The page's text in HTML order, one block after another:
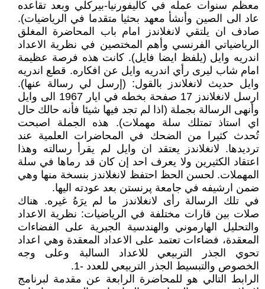
معظم سنوات عمله في كاليفورنيا-بيركلي وبعد تقاعده
عاد الى الصين وأنشأ معهد بحثيا متقدما في الرياضيات).
صادف ان يلتقي لانغلاندز امام باب المحاضرة المغلق
الرياضياتي الفرنسي وأهم المختصين في نظرية الاعداد
اندريه وايل (يلفظ ايضا فايل). كانت هذه فرصة عظيمة
امام شاب ليرى رأي اندريه وايل عن افكاره. قطع اندريه
وايل حديث لانغلاندز بالقول: (إرسل لي رسالة عنها).
ارسل لانغلاندز 17 صفحة بخطه في ايار 1967 الى وايل
وأنهى الرسالة بجملة (اذا لم تجد فيها شيئا فأنه حالك حال
اي استاذ تمتلك سلة مهملات). هذه الجملة اصبحت
تُحدث كثيرا من الضحك في المحاضرات العلمية عند
ترديدها. لانغلاندز يعتقد ان وايل لم يقرأ رسالته وهذا
اعتقاد الكثيرين ولا يعرف احد إن كان قد رماها في سلة
المهملات. لحسن الحظ احتفظ لانغلاندز بنسخة منها وهي
ضمن ارشيفه في جامعة پرنستن بعد عودته اليها.
في تلك الرسالة رأى لانغلاندز ما لم يرَهُ غيره. هناك
صلات بين قارات مختلفة في الرياضيات: نظرية الاعداد
والتحليل الهارموني والهندسية الجبرية على الفضاءات
المعقدة، فضاءات تعتمد على الاعداد المعقدة وهي اعداد
تحوي الجذر التربيعي للاعداد السالبة وعلى وجه
الخصوص والتبسيط الجذر التربيعي للعدد -1.
الرابط التالي هو للمحاضرة الرابعة عن مقدمة لبرنامج